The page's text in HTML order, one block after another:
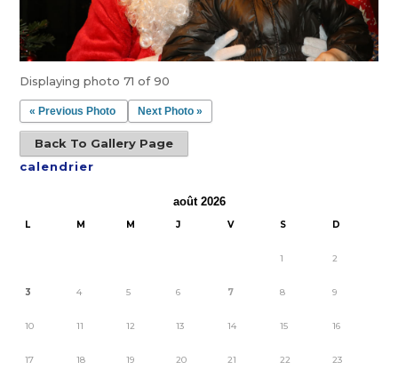
Displaying photo 71 of 90
« Previous Photo Next Photo »
Back To Gallery Page
calendrier
août 2026
L M M J V S D
1 2
3 4 5 6 7 8 9
10 11 12 13 14 15 16
17 18 19 20 21 22 23